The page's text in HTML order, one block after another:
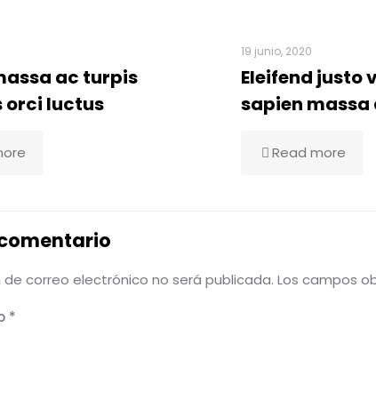
ac turpis
orci luctus
19 junio, 2020
Eleifend justo
sapien
Read more
de correo electrónico no será publicada. Los campos
*